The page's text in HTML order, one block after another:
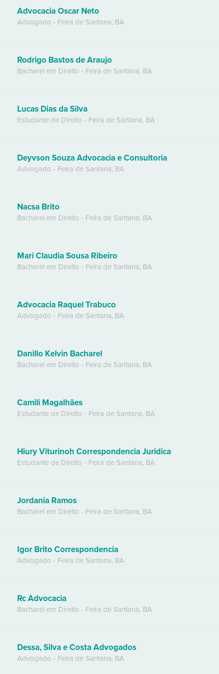
Advocacia Oscar Neto
Advogado - Feira de Santana, BA
Rodrigo Bastos de Araujo
Bacharel em Direito - Feira de Santana, BA
Lucas Dias da Silva
Estudante de Direito - Feira de Santana, BA
Deyvson Souza Advocacia e Consultoria
Advogado - Feira de Santana, BA
Nacsa Brito
Bacharel em Direito - Feira de Santana, BA
Mari Claudia Sousa Ribeiro
Bacharel em Direito - Feira de Santana, BA
Advocacia Raquel Trabuco
Advogado - Feira de Santana, BA
Danillo Kelvin Bacharel
Bacharel em Direito - Feira de Santana, BA
Camili Magalhães
Estudante de Direito - Feira de Santana, BA
Hiury Viturinoh Correspondencia Juridica
Estudante de Direito - Feira de Santana, BA
Jordania Ramos
Bacharel em Direito - Feira de Santana, BA
Igor Brito Correspondencia
Advogado - Feira de Santana, BA
Rc Advocacia
Bacharel em Direito - Feira de Santana, BA
Dessa, Silva e Costa Advogados
Advogado - Feira de Santana, BA